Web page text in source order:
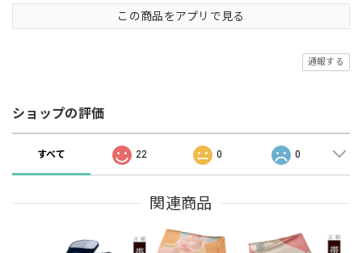
この商品をアプリで見る
通報する
ショップの評価
すべて 22 0 0
関連商品